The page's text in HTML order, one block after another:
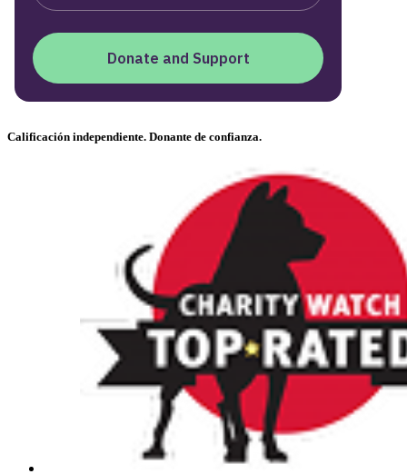
Calificación independiente. Donante de confianza.